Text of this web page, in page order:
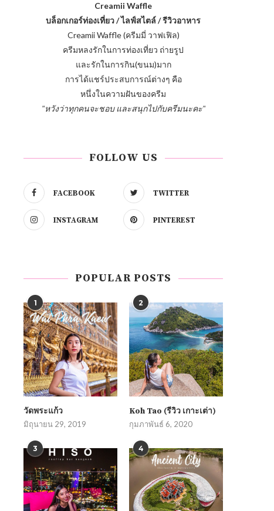
Creamii Waffle
บล็อกเกอร์ท่องเที่ยว / ไลฟ์สไตล์ / รีวิวอาหาร
Creamii Waffle (ครีมมี่ วาฟเฟิล)
ครีมหลงรักในการท่องเที่ยว ถ่ายรูป
และรักในการกิน(ขนม)มาก
การได้แชร์ประสบการณ์ต่างๆ คือ
หนึ่งในความฝันของครีม
"หวังว่าทุกคนจะชอบ และสนุกไปกับครีมนะคะ"
FOLLOW US
FACEBOOK TWITTER
INSTAGRAM PINTEREST
POPULAR POSTS
1
วัดพระแก้ว
มิถุนายน 29, 2019
2
Koh Tao (รีวิว เกาะเต่า)
กุมภาพันธ์ 6, 2020
3 4